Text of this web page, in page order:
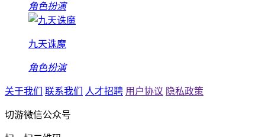
角色扮演
九天诛魔
角色扮演
关于我们 联系我们 人才招聘 用户协议 隐私政策
切游微信公众号